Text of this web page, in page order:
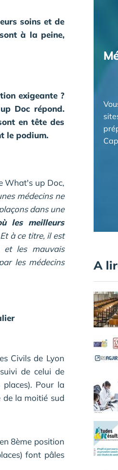
soins et de
sont à la peine,
exigeante ?
Doc répond.
en tête des
le podium.
What's up Doc,
médecins ne
dans une
les meilleurs
à ce titre, il est
et les mauvais
les médecins
Civils de Lyon
de celui de
Pour la
de la moitié sud
8ème position
font pâles
A